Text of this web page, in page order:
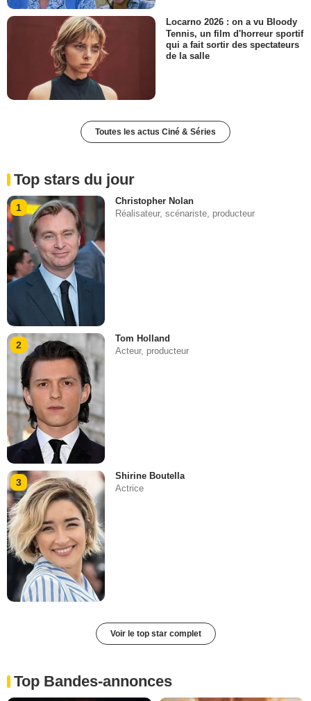
Locarno 2026 : on a vu Bloody
Tennis, un film d'horreur sportif
qui a fait sortir des spectateurs
de la salle
Toutes les actus Ciné & Séries
Top stars du jour
1
Christopher Nolan
Réalisateur, scénariste, producteur
2
Tom Holland
Acteur, producteur
3
Shirine Boutella
Actrice
Voir le top star complet
Top Bandes-annonces